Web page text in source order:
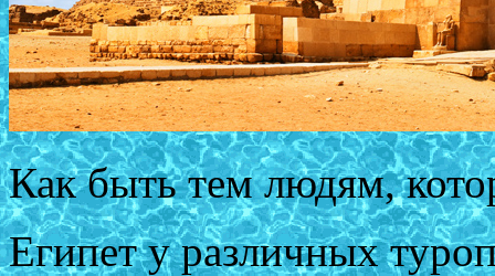
Как быть тем людям,
Египет у различных